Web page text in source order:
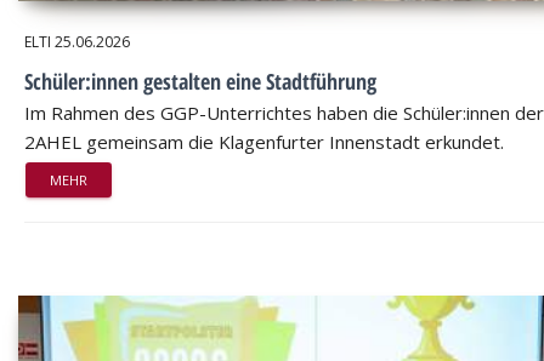
ELTI 25.06.2026
Schüler:innen gestalten eine Stadtführung
Im Rahmen des GGP-Unterrichtes haben die Schüler:innen der
2AHEL gemeinsam die Klagenfurter Innenstadt erkundet.
MEHR